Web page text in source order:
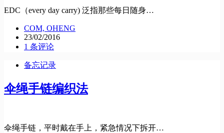
EDC（every day carry) 泛指那些每日随身…
COM, OHENG
23/02/2016
1 条评论
备忘记录
伞绳手链编织法
伞绳手链，平时戴在手上，紧急情况下拆开…